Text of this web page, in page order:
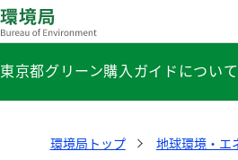
東京都グリーン購入ガイドについて
環境局トップ 地球環境・エ